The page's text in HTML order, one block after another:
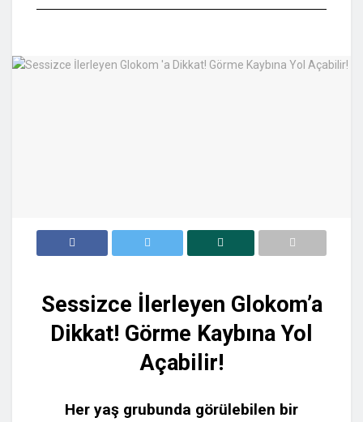
Sessizce İlerleyen Glokom’a
Dikkat! Görme Kaybına Yol
Açabilir!
Her yaş grubunda görülebilen bir